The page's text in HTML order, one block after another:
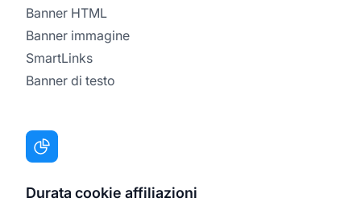
Banner HTML
Banner immagine
SmartLinks
Banner di testo
Durata cookie affiliazioni